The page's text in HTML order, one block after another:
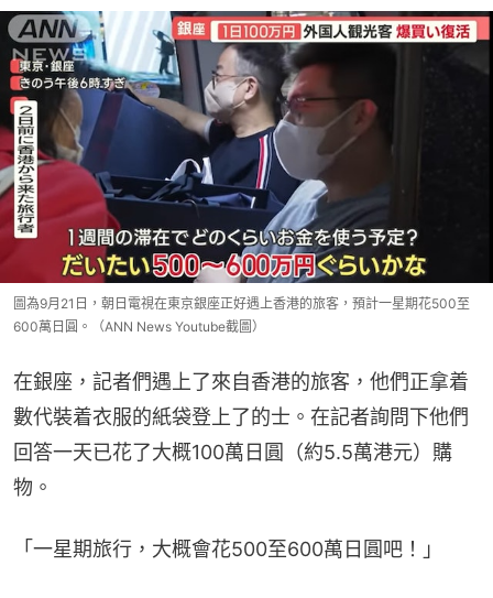
圖為9月21日，朝日電視在東京銀座正好遇上香港的旅客，預計一星期花500至
600萬日圓。（ANN News Youtube截圖）
在銀座，記者們遇上了來自香港的旅客，他們正拿着
數代裝着衣服的紙袋登上了的士。在記者詢問下他們
回答一天已花了大概100萬日圓（約5.5萬港元）購
物。
「一星期旅行，大概會花500至600萬日圓吧！」